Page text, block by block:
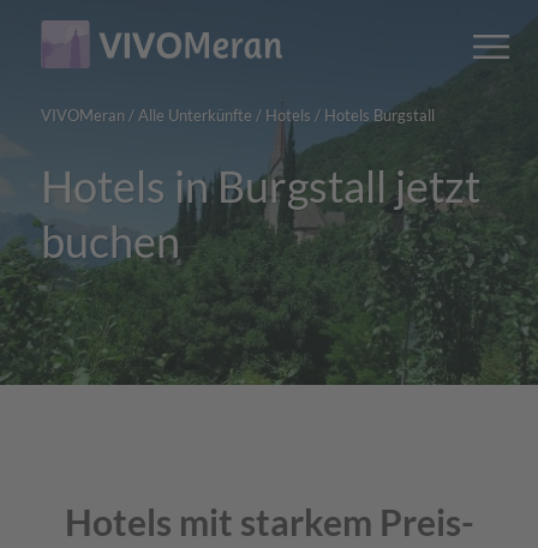
Main
content
Main
navigation
VIVOMeran / Alle Unterkünfte / Hotels / Hotels Burgstall
Hotels in Burgstall jetzt
buchen
Hotels mit starkem Preis-